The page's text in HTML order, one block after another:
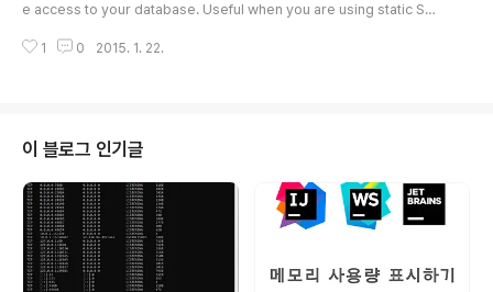
e access to your database. Useful when you are using static SQL
rameters.PreparedStatementUse when you plan to use the SQL
1 0 2015. 1. 22.
이 블로그 인기글